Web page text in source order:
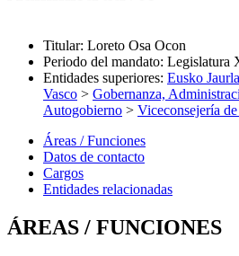
Titular: Loreto Osa Ocon
Periodo del mandato: Legislatura
Entidades superiores: Eusko
Vasco > Gobernanza,
Autogobierno > Viceconsejería
Áreas / Funciones
Datos de contacto
Cargos
Entidades relacionadas
ÁREAS / FUNCIONES